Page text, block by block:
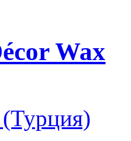
Wax
(Турция)